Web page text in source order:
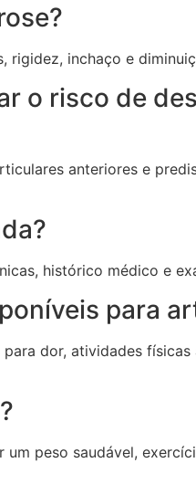
rigidez, inchaço e
o risco de
anteriores e
histórico médico e
para
dor, atividades físicas
peso saudável,